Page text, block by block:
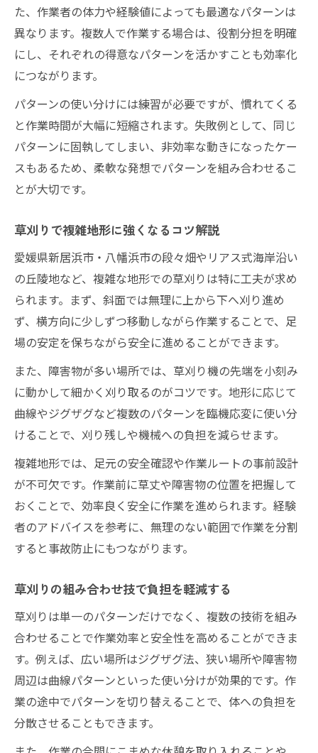
た、作業者の体力や経験値によっても最適なパターンは
異なります。複数人で作業する場合は、役割分担を明確
にし、それぞれの得意なパターンを活かすことも効率化
につながります。
パターンの使い分けには練習が必要ですが、慣れてくる
と作業時間が大幅に短縮されます。失敗例として、同じ
パターンに固執してしまい、非効率な動きになったケー
スもあるため、柔軟な発想でパターンを組み合わせるこ
とが大切です。
草刈りで複雑地形に強くなるコツ解説
愛媛県新居浜市・八幡浜市の段々畑やリアス式海岸沿い
の丘陵地など、複雑な地形での草刈りは特に工夫が求め
られます。まず、斜面では無理に上から下へ刈り進め
ず、横方向に少しずつ移動しながら作業することで、足
場の安定を保ちながら安全に進めることができます。
また、障害物が多い場所では、草刈り機の先端を小刻み
に動かして細かく刈り取るのがコツです。地形に応じて
曲線やジグザグなど複数のパターンを臨機応変に使い分
けることで、刈り残しや機械への負担を減らせます。
複雑地形では、足元の安全確認や作業ルートの事前設計
が不可欠です。作業前に草丈や障害物の位置を把握して
おくことで、効率良く安全に作業を進められます。経験
者のアドバイスを参考に、無理のない範囲で作業を分割
すると事故防止にもつながります。
草刈りの組み合わせ技で負担を軽減する
草刈りは単一のパターンだけでなく、複数の技術を組み
合わせることで作業効率と安全性を高めることができま
す。例えば、広い場所はジグザグ法、狭い場所や障害物
周辺は曲線パターンといった使い分けが効果的です。作
業の途中でパターンを切り替えることで、体への負担を
分散させることもできます。